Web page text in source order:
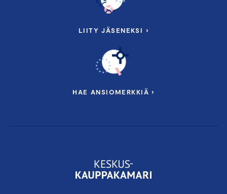
LIITY JÄSENEKSI ›
HAE ANSIOMERKKIÄ ›